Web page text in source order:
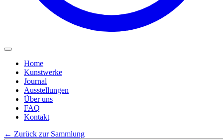
Home
Kunstwerke
Journal
Ausstellungen
Über uns
FAQ
Kontakt
← Zurück zur Sammlung